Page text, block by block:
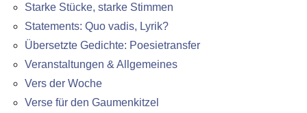
Starke Stücke, starke Stimmen
Statements: Quo vadis, Lyrik?
Übersetzte Gedichte: Poesietransfer
Veranstaltungen & Allgemeines
Vers der Woche
Verse für den Gaumenkitzel